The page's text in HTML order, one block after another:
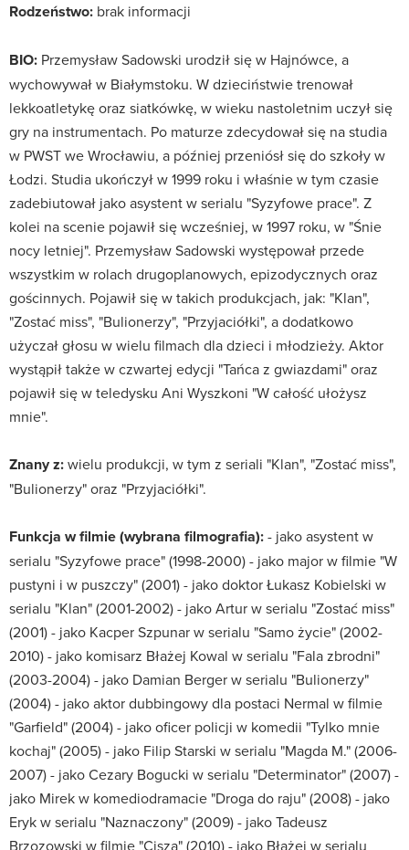
Rodzeństwo: brak informacji
BIO: Przemysław Sadowski urodził się w Hajnówce, a
wychowywał w Białymstoku. W dzieciństwie trenował
lekkoatletykę oraz siatkówkę, w wieku nastoletnim uczył się
gry na instrumentach. Po maturze zdecydował się na studia
w PWST we Wrocławiu, a później przeniósł się do szkoły w
Łodzi. Studia ukończył w 1999 roku i właśnie w tym czasie
zadebiutował jako asystent w serialu "Syzyfowe prace". Z
kolei na scenie pojawił się wcześniej, w 1997 roku, w "Śnie
nocy letniej". Przemysław Sadowski występował przede
wszystkim w rolach drugoplanowych, epizodycznych oraz
gościnnych. Pojawił się w takich produkcjach, jak: "Klan",
"Zostać miss", "Bulionerzy", "Przyjaciółki", a dodatkowo
użyczał głosu w wielu filmach dla dzieci i młodzieży. Aktor
wystąpił także w czwartej edycji "Tańca z gwiazdami" oraz
pojawił się w teledysku Ani Wyszkoni "W całość ułożysz
mnie".
Znany z:wielu produkcji, w tym z seriali "Klan", "Zostać miss",
"Bulionerzy" oraz "Przyjaciółki".
Funkcja w filmie (wybrana filmografia):- jako asystent w
serialu "Syzyfowe prace" (1998-2000) - jako major w filmie "W
pustyni i w puszczy" (2001) - jako doktor Łukasz Kobielski w
serialu "Klan" (2001-2002) - jako Artur w serialu "Zostać miss"
(2001) - jako Kacper Szpunar w serialu "Samo życie" (2002-
2010) - jako komisarz Błażej Kowal w serialu "Fala zbrodni"
(2003-2004) - jako Damian Berger w serialu "Bulionerzy"
(2004) - jako aktor dubbingowy dla postaci Nermal w filmie
"Garfield" (2004) - jako oficer policji w komedii "Tylko mnie
kochaj" (2005) - jako Filip Starski w serialu "Magda M." (2006-
2007) - jako Cezary Bogucki w serialu "Determinator" (2007) -
jako Mirek w komediodramacie "Droga do raju" (2008) - jako
Eryk w serialu "Naznaczony" (2009) - jako Tadeusz
Brzozowski w filmie "Cisza" (2010) - jako Błażej w serialu